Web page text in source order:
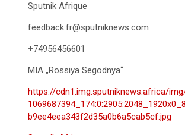
Sputnik Afrique
feedback.fr@sputniknews.com
+74956456601
MIA „Rossiya Segodnya“
https://cdn1.img.sputniknews.africa/
b9ee4eea343f2d35a0b6a5cab5cf.jpg